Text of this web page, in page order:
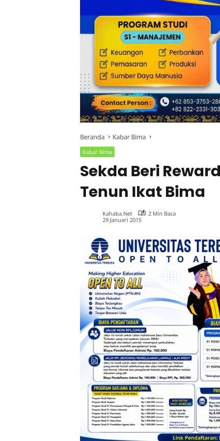
Beranda Kabar Bima
Kabar Bima
Sekda Beri
Tenun Ikat Bima
Kahaba.net
2 Min Baca
29 Januari 2015